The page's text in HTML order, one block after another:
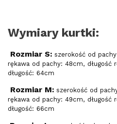
Wymiary kurtki:
Rozmiar S: szerokość od
rękawa od pachy: 48cm, długość
długość: 64cm
Rozmiar M: szerokość od
rękawa od pachy: 49cm, długość
długość: 66cm